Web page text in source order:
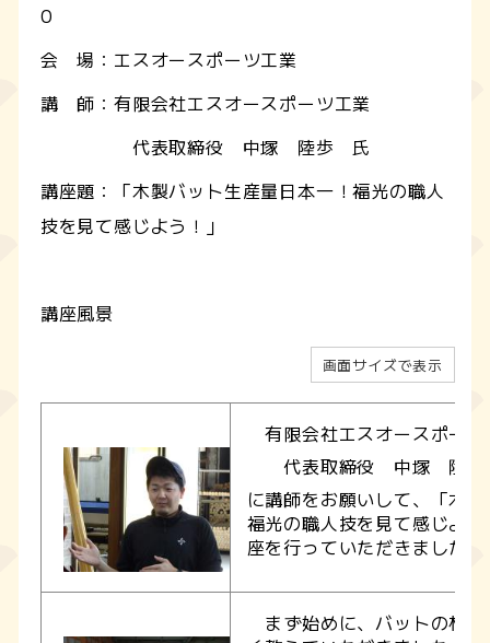
0
会 場：エスオースポーツ工業
講 師：有限会社エスオースポーツ工業
代表取締役 中塚 陸歩 氏
講座題：「木製バット生産量日本一！福光の職人
技を見て感じよう！」
講座風景
画面サイズで表示
有限会社エスオースポーツ
代表取締役 中塚 陸
に講師をお願いして、「木
福光の職人技を見て感じよ
座を行っていただきました。
まず始めに、バットの材